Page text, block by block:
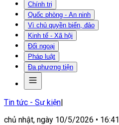
Chính trị
Quốc phòng - An ninh
Vì chủ quyền biển, đảo
Kinh tế - Xã hội
Đối ngoại
Pháp luật
Đa phương tiện
Tin tức - Sự kiện|
chủ nhật, ngày 10/5/2026 • 16:41